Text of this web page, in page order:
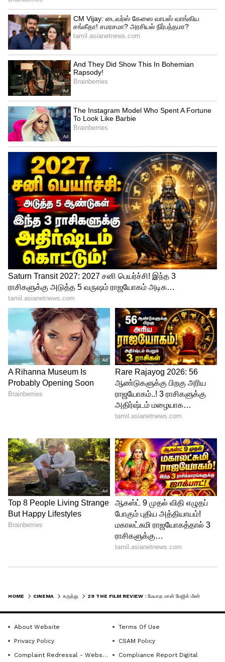
The guy has no ambition and the girl
has a specific goal.. The girl drifts
away.. How does the boy cope..
Beautiful movie..@ActorVidhu
He has done very well..…
pic.twitter.com/CcQqs2zkJx
— Ramesh Bala (@rameshlaus)
2026
Related Articles
லெஜண்டின் ஆக்‌ஷன் விருந்து டேஸ்டா?
LIK Review : லவ் இன்சூரன்ஸ் கம்பெனி
டக்கரா? மக்கரா? விமர்சனம் இதோ
3
4
மனதிற்கு இதமான இந்தப் படத்தைப்
பார்த்து நான் இன்ப அதிர்ச்சி அடைந்தேன்.
இந்தப் படம் நிச்சயம் விருதுகளை வெல்லத்
HOME CINEMA கருத்து
About Website
Terms Of Use
Privacy Policy
CSAM Policy
Complaint Redressal - Website
Compliance Report Digital